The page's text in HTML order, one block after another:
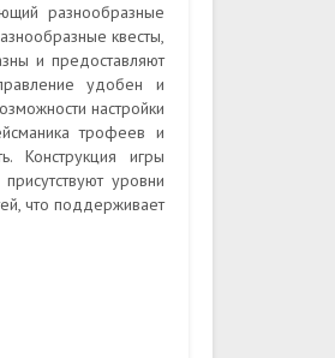
разнообразные
квесты,
и предоставляют
удобен и
настройки
трофеев и
Конструкция игры
уровни
что поддерживает